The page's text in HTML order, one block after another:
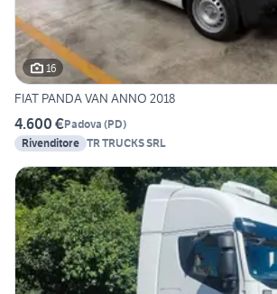
16
FIAT PANDA VAN ANNO 2018
4.600 €Padova (PD)
Rivenditore TR TRUCKS SRL